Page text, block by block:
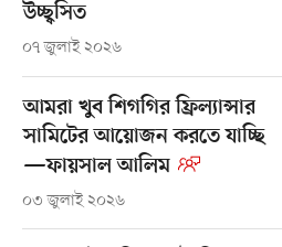
উচ্ছ্বসিত
০৭ জুলাই ২০২৬
আমরা খুব শিগগির ফ্রিল্যান্সার
সামিটের আয়োজন করতে যাচ্ছি
—ফায়সাল আলিম
০৩ জুলাই ২০২৬